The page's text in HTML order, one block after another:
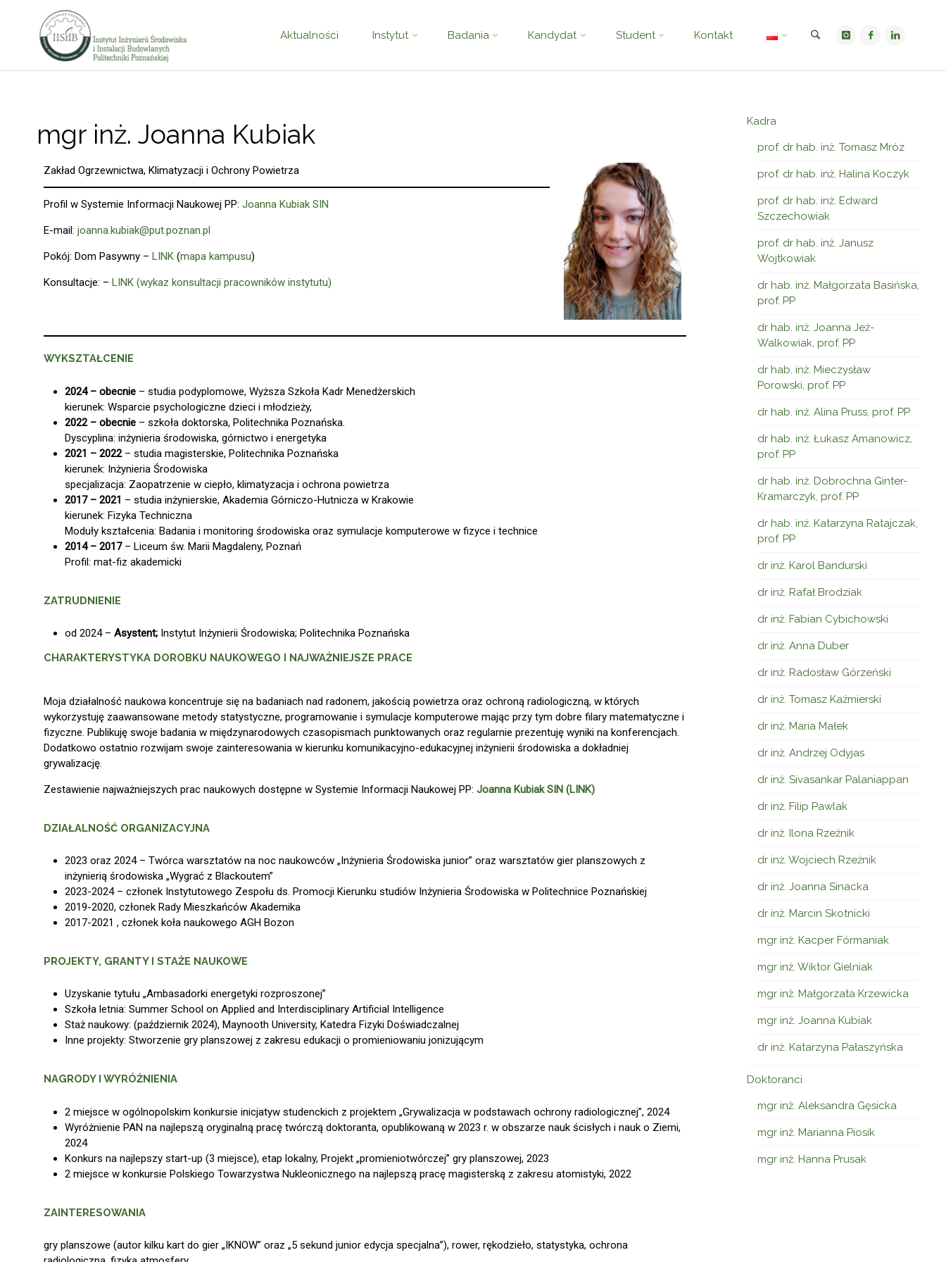
Aktualności Instytut Badania Kandydat Student Kontakt
mgr inż. Joanna Kubiak
Zakład Ogrzewnictwa, Klimatyzacji i Ochrony Powietrza
Profil w Systemie Informacji Naukowej PP: Joanna Kubiak SIN
E-mail: joanna.kubiak@put.poznan.pl
Pokój: Dom Pasywny – LINK (mapa kampusu)
Konsultacje: – LINK (wykaz konsultacji pracowników instytutu)
WYKSZTAŁCENIE
2024 – obecnie – studia podyplomowe, Wyższa Szkoła Kadr Menedżerskich
kierunek: Wsparcie psychologiczne dzieci i młodzieży,
2022 – obecnie – szkoła doktorska, Politechnika Poznańska.
Dyscyplina: inżynieria środowiska, górnictwo i energetyka
2021 – 2022– studia magisterskie, Politechnika Poznańska
kierunek: Inżynieria Środowiska
specjalizacja: Zaopatrzenie w ciepło, klimatyzacja i ochrona powietrza
2017 – 2021 – studia inżynierskie, Akademia Górniczo-Hutnicza w Krakowie
kierunek: Fizyka Techniczna
Moduły kształcenia: Badania i monitoring środowiska oraz symulacje komputerowe w fizyce i technice
2014 – 2017– Liceum św. Marii Magdaleny, Poznań
Profil: mat-fiz akademicki
ZATRUDNIENIE
od 2024 – Asystent; Instytut Inżynierii Środowiska; Politechnika Poznańska
CHARAKTERYSTYKA DOROBKU NAUKOWEGO I NAJWAŻNIEJSZE PRACE
Moja działalność naukowa koncentruje się na badaniach nad radonem, jakością powietrza oraz ochroną radiologiczną, w których
wykorzystuję zaawansowane metody statystyczne, programowanie i symulacje komputerowe mając przy tym dobre filary matematyczne i
fizyczne. Publikuję swoje badania w międzynarodowych czasopismach punktowanych oraz regularnie prezentuję wyniki na konferencjach.
Dodatkowo ostatnio rozwijam swoje zainteresowania w kierunku komunikacyjno-edukacyjnej inżynierii środowiska a dokładniej
grywalizację.
Zestawienie najważniejszych prac naukowych dostępne w Systemie Informacji Naukowej PP: Joanna Kubiak SIN (LINK)
DZIAŁALNOŚĆ ORGANIZACYJNA
2023 oraz 2024 – Twórca warsztatów na noc naukowców „Inżynieria Środowiska junior” oraz warsztatów gier planszowych z
inżynierią środowiska „Wygrać z Blackoutem”
2023-2024 – członek Instytutowego Zespołu ds. Promocji Kierunku studiów Inżynieria Środowiska w Politechnice Poznańskiej
2019-2020, członek Rady Mieszkańców Akademika
2017-2021 , członek koła naukowego AGH Bozon
PROJEKTY, GRANTY I STAŻE NAUKOWE
Uzyskanie tytułu „Ambasadorki energetyki rozproszonej”
Szkoła letnia: Summer School on Applied and Interdisciplinary Artificial Intelligence
Staż naukowy: (październik 2024), Maynooth University, Katedra Fizyki Doświadczalnej
Inne projekty: Stworzenie gry planszowej z zakresu edukacji o promieniowaniu jonizującym
NAGRODY I WYRÓŻNIENIA
2 miejsce w ogólnopolskim konkursie inicjatyw studenckich z projektem „Grywalizacja w podstawach ochrony radiologicznej”, 2024
Wyróżnienie PAN na najlepszą oryginalną pracę twórczą doktoranta, opublikowaną w 2023 r. w obszarze nauk ścisłych i nauk o Ziemi,
2024
Konkurs na najlepszy start-up (3 miejsce), etap lokalny, Projekt „promieniotwórczej” gry planszowej, 2023
2 miejsce w konkursie Polskiego Towarzystwa Nukleonicznego na najlepszą pracę magisterską z zakresu atomistyki, 2022
ZAINTERESOWANIA
gry planszowe (autor kilku kart do gier „IKNOW” oraz „5 sekund junior edycja specjalna”), rower, rękodzieło, statystyka, ochrona
Kadra
prof. dr hab. inż. Tomasz Mróz
prof. dr hab. inż. Halina Koczyk
prof. dr hab. inż. Edward
Szczechowiak
prof. dr hab. inż. Janusz
Wojtkowiak
dr hab. inż. Małgorzata Basińska,
prof. PP
dr hab. inż. Joanna Jeż-
Walkowiak, prof. PP
dr hab. inż. Mieczysław
Porowski, prof. PP
dr hab. inż. Alina Pruss, prof. PP
dr hab. inż. Łukasz Amanowicz,
prof. PP
dr hab. inż. Dobrochna Ginter-
Kramarczyk, prof. PP
dr hab. inż. Katarzyna Ratajczak,
prof. PP
dr inż. Karol Bandurski
dr inż. Rafał Brodziak
dr inż. Fabian Cybichowski
dr inż. Anna Duber
dr inż. Radosław Górzeński
dr inż. Tomasz Kaźmierski
dr inż. Maria Małek
dr inż. Andrzej Odyjas
dr inż. Sivasankar Palaniappan
dr inż. Filip Pawlak
dr inż. Ilona Rzeźnik
dr inż. Wojciech Rzeźnik
dr inż. Joanna Sinacka
dr inż. Marcin Skotnicki
mgr inż. Kacper Fórmaniak
mgr inż. Wiktor Gielniak
mgr inż. Małgorzata Krzewicka
mgr inż. Joanna Kubiak
dr inż. Katarzyna Pałaszyńska
Doktoranci
mgr inż. Aleksandra Gęsicka
mgr inż. Marianna Piosik
mgr inż. Hanna Prusak